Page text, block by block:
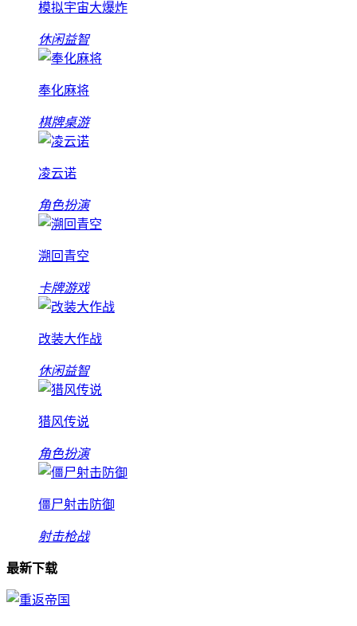
模拟宇宙大爆炸
休闲益智
奉化麻将
棋牌桌游
凌云诺
角色扮演
溯回青空
卡牌游戏
改装大作战
休闲益智
猎风传说
角色扮演
僵尸射击防御
射击枪战
最新下载